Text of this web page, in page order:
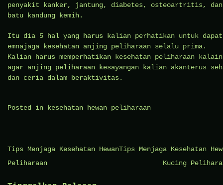
penyakit kanker, jantung, diabetes, osteoartritis, dan
batu kandung kemih.
Itu dia 5 hal yang harus kalian perhatikan untuk dapat
emnajaga kesehatan anjing peliharaan selalu prima.
Kalian harus memperhatikan kesehatan peliharaan
agar anjing peliharaan kesayangan kalian akanterus
dan ceria dalam beraktivitas.
Posted in kesehatan hewan peliharaan
Navigasi
pos
Tips Menjaga Kesehatan Hewan
Peliharaan
Tips Menjaga Kesehatan
Kucing